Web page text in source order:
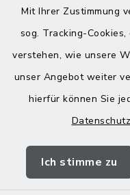
Mit Ihrer Zustimmung
sog. Tracking-
verstehen, wie unsere
unser Angebot weiter
hierfür können Sie
Ich stimme zu
Montag bis Freitag:
08:00-12:00 Uhr
Donnerstag
13:00-18:00 Uhr
Landratsamt